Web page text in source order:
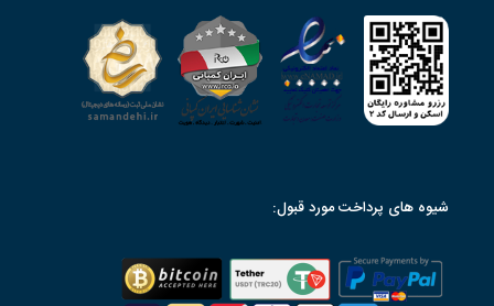
شیوه های پرداخت مورد قبول: